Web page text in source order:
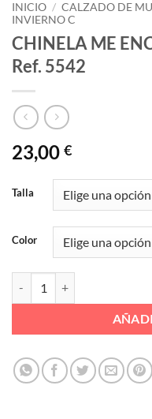
INICIO / CALZADO DE
INVIERNO C
CHINELA ME
Ref. 5542
23,00 €
Talla
Color